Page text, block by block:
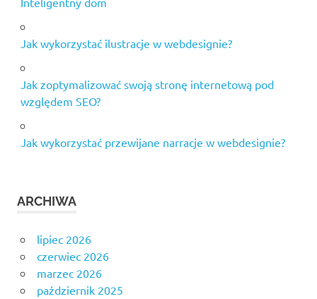
Jak wykorzystać ilustracje w webdesignie?
Jak zoptymalizować swoją stronę internetową pod
względem SEO?
Jak wykorzystać przewijane narracje w webdesignie?
ARCHIWA
lipiec 2026
czerwiec 2026
marzec 2026
październik 2025